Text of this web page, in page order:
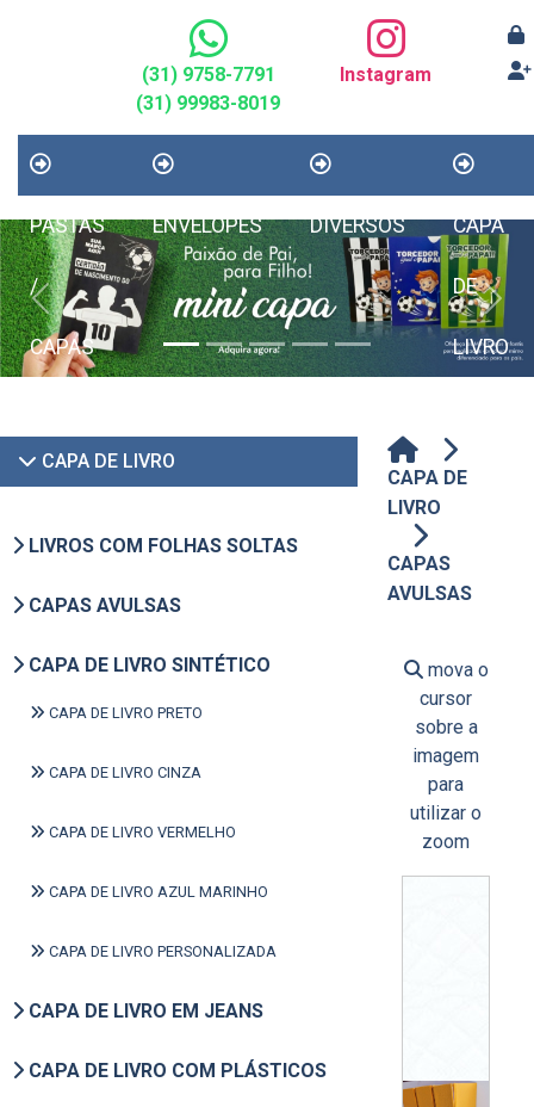
(31) 9758-7791
(31) 99983-8019
Instagram
PASTAS
/
CAPAS
ENVELOPES DIVERSOS CAPA
DE
LIVRO
Previous Next
CAPA DE LIVRO
LIVROS COM FOLHAS SOLTAS
CAPAS AVULSAS
CAPA DE LIVRO SINTÉTICO
CAPA DE LIVRO PRETO
CAPA DE LIVRO CINZA
CAPA DE LIVRO VERMELHO
CAPA DE LIVRO AZUL MARINHO
CAPA DE LIVRO PERSONALIZADA
CAPA DE LIVRO EM JEANS
CAPA DE LIVRO COM PLÁSTICOS
CAPA DE
LIVRO
CAPAS
AVULSAS
mova o
cursor
sobre a
imagem
para
utilizar o
zoom